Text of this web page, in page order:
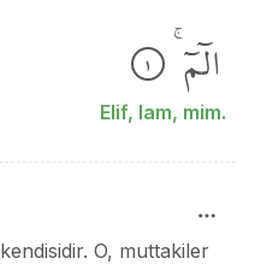
الٓمٓ ١
Elif, lam, mim.
O, muttakiler